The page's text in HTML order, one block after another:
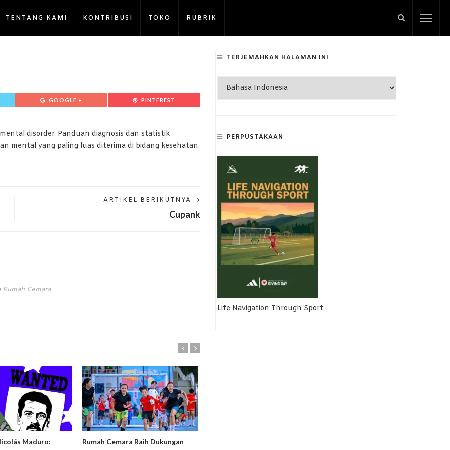
TENTANG KAMI KONTRIBUSI TOKO RUBRIK
GOOGLE + PINTEREST
disorder. Panduan diagnosis dan statistik
mental yang paling luas diterima di bidang kesehatan.
ARTIKEL BERIKUTNYA
Cupank
Cemara
Maduro:
Rumah Cemara Raih Dukungan
TERJEMAHKAN HALAMAN INI
PERPUSTAKAAN
Life Navigation Through Sport